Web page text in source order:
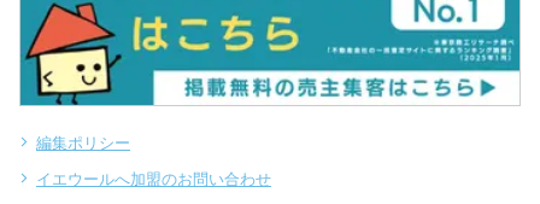
編集ポリシー
イエウールへ加盟のお問い合わせ